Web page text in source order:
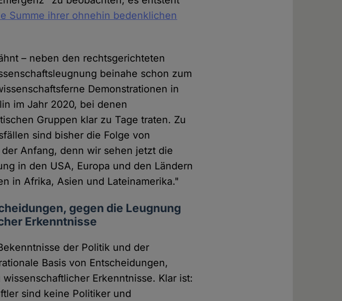
Summe ihrer ohnehin bedenklichen
– neben den rechtsgerichteten
beinahe schon zum
Demonstrationen in
im Jahr 2020, bei denen
Gruppen klar zu Tage traten. Zu
sind bisher die Folge von
Anfang, denn wir sehen jetzt die
in den USA, Europa und den Ländern
in Afrika, Asien und Lateinamerika."
gegen die Leugnung
Erkenntnisse
der Politik und der
Basis von Entscheidungen,
Erkenntnisse. Klar ist:
sind keine Politiker und